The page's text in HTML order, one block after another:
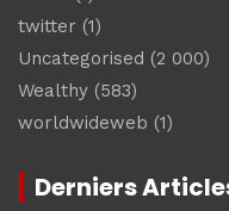
twitter (1)
Uncategorised (2 000)
Wealthy (583)
worldwideweb (1)
Derniers